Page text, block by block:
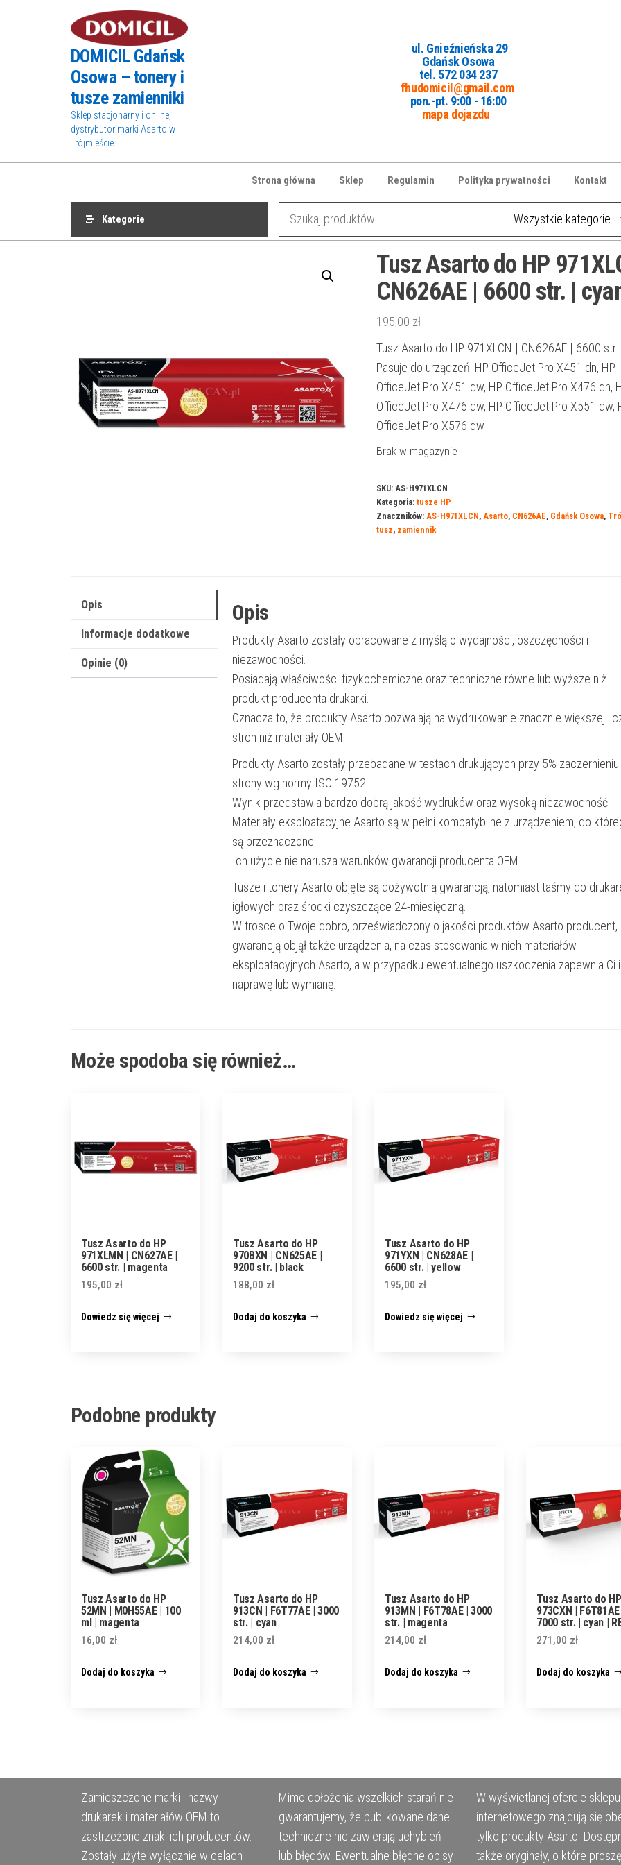
DOMICIL Gdańsk
Osowa – tonery i
tusze zamienniki
Sklep stacjonarny i online,
dystrybutor marki Asarto w
Trójmieście.
ul. Gnieźnieńska 29
Gdańsk Osowa
tel. 572 034 237
fhudomicil@gmail.com
pon.-pt. 9:00 - 16:00
mapa dojazdu
Strona główna Sklep Regulamin Polityka prywatności Kontakt
Kategorie
Tusz Asarto do HP
CN626AE | 6600 str. |
195,00 zł
Tusz Asarto do HP 971XLCN | CN626AE | 6600
Pasuje do urządzeń: HP OfficeJet Pro X451 dn, HP
OfficeJet Pro X451 dw, HP OfficeJet Pro X476 dn,
OfficeJet Pro X476 dw, HP OfficeJet Pro X551 dw,
OfficeJet Pro X576 dw
Brak w magazynie
SKU: AS-H971XLCN
Kategoria: tusze HP
Znaczników: AS-H971XLCN, Asarto, CN626AE, Gdańsk Osowa,
tusz, zamiennik
Opis
Informacje dodatkowe
Opinie (0)
Opis
Produkty Asarto zostały opracowane z myślą o wydajności, oszczędności i
niezawodności.
Posiadają właściwości fizykochemiczne oraz techniczne równe lub wyższe niż
produkt producenta drukarki.
Oznacza to, że produkty Asarto pozwalają na wydrukowanie znacznie większej
stron niż materiały OEM.
Produkty Asarto zostały przebadane w testach drukujących przy 5% zaczernieniu
strony wg normy ISO 19752.
Wynik przedstawia bardzo dobrą jakość wydruków oraz wysoką niezawodność.
Materiały eksploatacyjne Asarto są w pełni kompatybilne z urządzeniem, do
są przeznaczone.
Ich użycie nie narusza warunków gwarancji producenta OEM.
Tusze i tonery Asarto objęte są dożywotnią gwarancją, natomiast taśmy do
igłowych oraz środki czyszczące 24-miesięczną.
W trosce o Twoje dobro, przeświadczony o jakości produktów Asarto producent,
gwarancją objął także urządzenia, na czas stosowania w nich materiałów
eksploatacyjnych Asarto, a w przypadku ewentualnego uszkodzenia zapewnia Ci
naprawę lub wymianę.
Może spodoba się również…
Tusz Asarto do HP
971XLMN | CN627AE |
6600 str. | magenta
195,00 zł
Dowiedz się więcej
Tusz Asarto do HP
970BXN | CN625AE |
9200 str. | black
188,00 zł
Dodaj do koszyka
Tusz Asarto do HP
971YXN | CN628AE |
6600 str. | yellow
195,00 zł
Dowiedz się więcej
Podobne produkty
Tusz Asarto do HP
52MN | M0H55AE | 100
ml | magenta
16,00 zł
Dodaj do koszyka
Tusz Asarto do HP
913CN | F6T77AE | 3000
str. | cyan
214,00 zł
Dodaj do koszyka
Tusz Asarto do HP
913MN | F6T78AE | 3000
str. | magenta
214,00 zł
Dodaj do koszyka
Tusz Asarto do HP
973CXN |
7000 str. | cyan |
271,00 zł
Dodaj do koszyka
Zamieszczone marki i nazwy
drukarek i materiałów OEM to
zastrzeżone znaki ich producentów.
Zostały użyte wyłącznie w celach
Mimo dołożenia wszelkich starań nie
gwarantujemy, że publikowane dane
techniczne nie zawierają uchybień
lub błędów. Ewentualne błędne opisy
W wyświetlanej ofercie sklepu
internetowego znajdują się
tylko produkty Asarto.
także oryginały, o które